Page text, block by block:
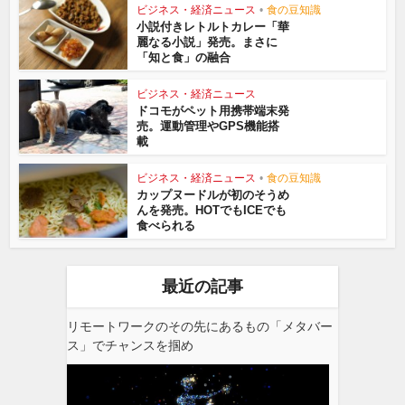
ビジネス・経済ニュース • 食の豆知識
小説付きレトルトカレー「華
麗なる小説」発売。まさに
「知と食」の融合
ビジネス・経済ニュース
ドコモがペット用携帯端末発
売。運動管理やGPS機能搭
載
ビジネス・経済ニュース • 食の豆知識
カップヌードルが初のそうめ
んを発売。HOTでもICEでも
食べられる
最近の記事
リモートワークのその先にあるもの「メタバー
ス」でチャンスを掴め